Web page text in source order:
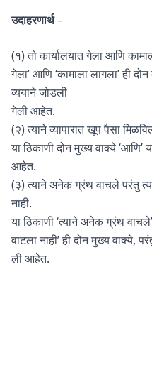
उदाहरणार्थ–
(१) तो कार्यालयात गेला आणि
गेला’ आणि ‘कामाला लागला’ ही
व्ययाने जोडली
गेली आहेत.
(२) त्याने व्यापारात खूप पैसा
या ठिकाणी दोन मुख्य वाक्ये
आहेत.
(३) त्याने अनेक ग्रंथ वाचले परंतु
नाही.
या ठिकाणी ‘त्याने अनेक ग्रंथ
वाटला नाही’ ही दोन मुख्य वाक्ये,
ली आहेत.